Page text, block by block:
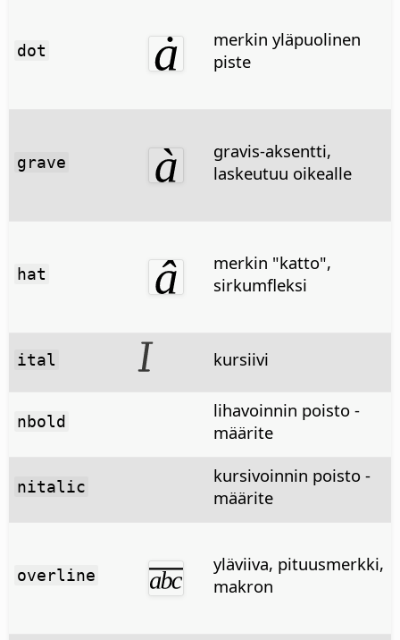
dot
merkin yläpuolinen
piste
grave
gravis-aksentti,
laskeutuu oikealle
hat
merkin "katto",
sirkumfleksi
ital kursiivi
nbold
lihavoinnin poisto -
määrite
nitalic
kursivoinnin poisto -
määrite
overline
yläviiva, pituusmerkki,
makron